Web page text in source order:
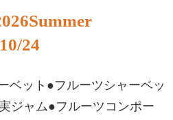
10/24
ベット●フルーツシャーベッ
ジャム●フルーツコンポー